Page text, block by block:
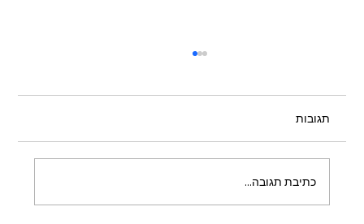
תגובות
כתיבת תגובה...